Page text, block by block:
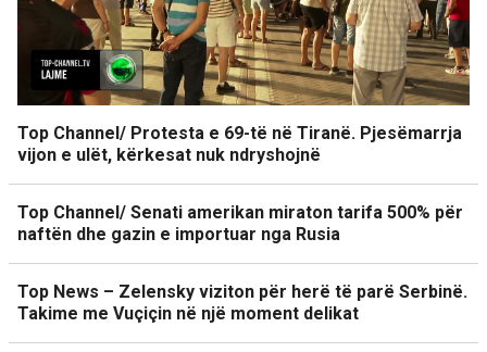
Top Channel/ Protesta e 69-të në Tiranë. Pjesëmarrja
vijon e ulët, kërkesat nuk ndryshojnë
Top Channel/ Senati amerikan miraton tarifa 500% për
naftën dhe gazin e importuar nga Rusia
Top News – Zelensky viziton për herë të parë Serbinë.
Takime me Vuçiçin në një moment delikat